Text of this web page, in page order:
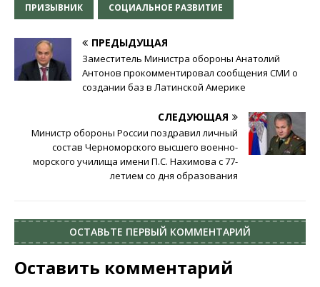
ПРИЗЫВНИК СОЦИАЛЬНОЕ РАЗВИТИЕ
ПРЕДЫДУЩАЯ
Заместитель Министра обороны Анатолий
Антонов прокомментировал сообщения СМИ о
создании баз в Латинской Америке
СЛЕДУЮЩАЯ
Министр обороны России поздравил личный
состав Черноморского высшего военно-
морского училища имени П.С. Нахимова с 77-
летием со дня образования
ОСТАВЬТЕ ПЕРВЫЙ КОММЕНТАРИЙ
Оставить комментарий